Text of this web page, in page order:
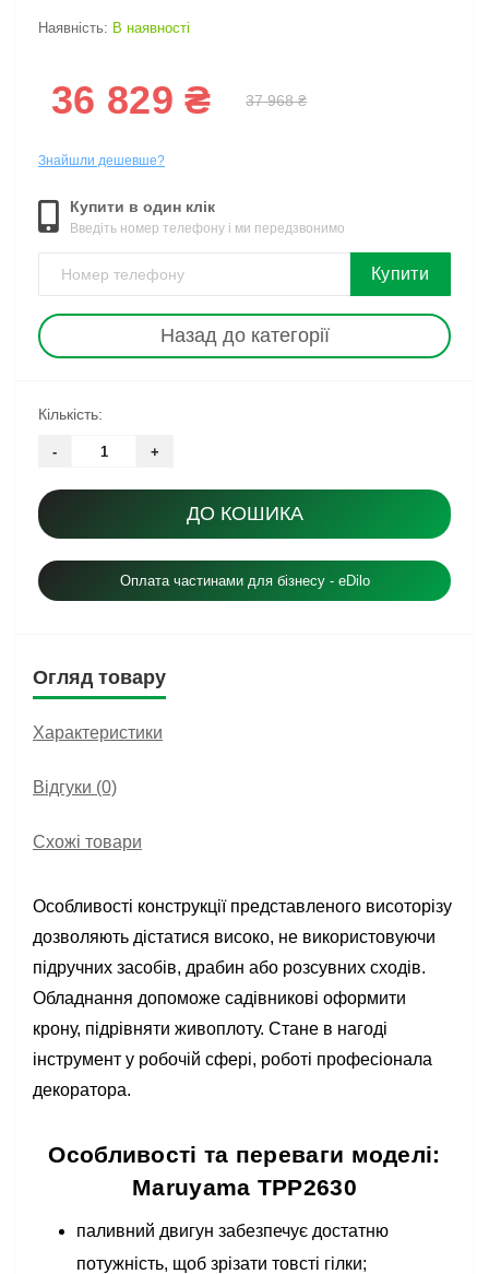
Наявність: В наявності
36 829 ₴ 37 968 ₴
Знайшли дешевше?
Купити в один клік
Введіть номер телефону і ми передзвонимо
Купити
Назад до категорії
Кількість:
- +
ДО КОШИКА
Оплата частинами для бізнесу - eDilo
Огляд товару
Характеристики
Відгуки (0)
Схожі товари
Особливості конструкції представленого висоторізу
дозволяють дістатися високо, не використовуючи
підручних засобів, драбин або розсувних сходів.
Обладнання допоможе садівникові оформити
крону, підрівняти живоплоту. Стане в нагоді
інструмент у робочій сфері, роботі професіонала
декоратора.
Особливості та переваги моделі:
Maruyama TPP2630
паливний двигун забезпечує достатню
потужність, щоб зрізати товсті гілки;